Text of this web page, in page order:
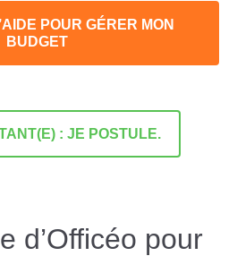
POUR GÉRER MON
BUDGET
: JE POSTULE.
d’Officéo pour